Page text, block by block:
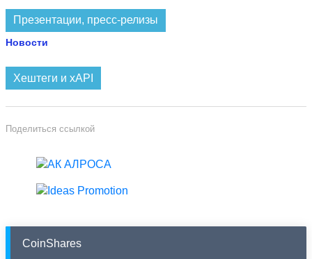
Презентации, пресс-релизы
Новости
Хештеги и xAPI
Поделиться ссылкой
CoinShares